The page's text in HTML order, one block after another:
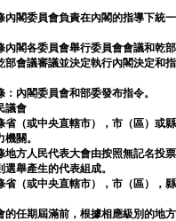
內閣委員會負責在內閣的指導下統
內閣各委員會舉行委員會會議和乾部
部會議審議並決定執行內閣決定和
內閣委員會和部委發布指令。
議會
省（或中央直轄市），市（區）或
關。
地方人民代表大會由按照無記名投
舉產生的代表組成。
省（或中央直轄市），市（區），
的任期屆滿前，根據相應級別的地